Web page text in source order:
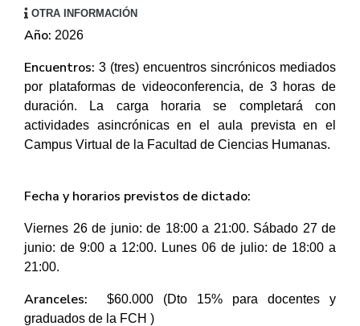
OTRA INFORMACIÓN
Año: 2026
Encuentros: 3 (tres) encuentros sincrónicos mediados
por plataformas de videoconferencia, de 3 horas de
duración. La carga horaria se completará con
actividades asincrónicas en el aula prevista en el
Campus Virtual de la Facultad de Ciencias Humanas.
Fecha y horarios previstos de dictado:
Viernes 26 de junio: de 18:00 a 21:00. Sábado 27 de
junio: de 9:00 a 12:00. Lunes 06 de julio: de 18:00 a
21:00.
Aranceles: $60.000 (Dto 15% para docentes y
graduados de la FCH )